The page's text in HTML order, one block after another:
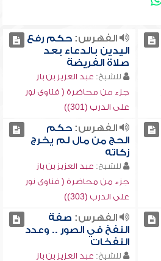
الفهرس:حكم رفع
اليدين بالدعاء بعد
صلاة الفريضة
للشيخ: عبد العزيز بن باز
جزء من محاضرة ( فتاوى نور
على الدرب (301))
الفهرس:حكم
الحج من مال لم يخرج
زكاته
للشيخ: عبد العزيز بن باز
جزء من محاضرة ( فتاوى نور
على الدرب (303))
الفهرس: صفة
النفخ في الصور .. وعدد
النفخات
للشيخ: عبد العزيز بن باز